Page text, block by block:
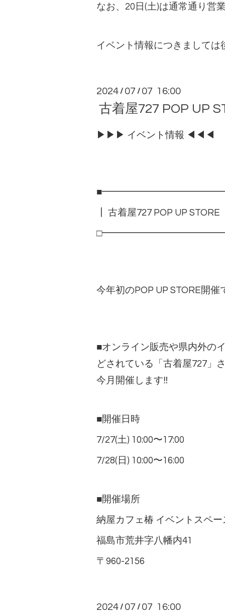
なお、20日(土)は通常通り営
イベント情報につきましては
2024 / 07 / 07 16:00
古着屋727 POP UP
▶▶▶ イベント情報 ◀◀◀
┃ 古着屋727 POP UP
今年初のPOP UP STORE開催
■オンライン販売や県内外の
どされている「古着屋727」
今月開催します‼
■開催日時
7/27(土) 10:00〜17:00
7/28(日) 10:00〜16:00
■開催場所
納屋カフェ椿 イベントスペー
福島市荒井字八幡内41
〒960-2156
2024 / 07 / 07 16:00